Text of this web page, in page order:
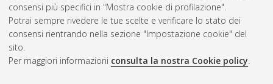
consensi più specifici in "Mostra cookie di profilazione".
Potrai sempre rivedere le tue scelte e verificare lo stato dei
consensi rientrando nella sezione "Impostazione cookie" del
sito.
Per maggiori informazioni consulta la nostra Cookie policy.
Rss 2.0
ISSN: 2038-7946